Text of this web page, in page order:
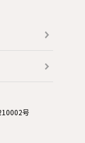
号